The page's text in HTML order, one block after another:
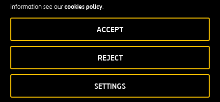
information see ourcookies policy.
SETTINGS
REJECT
ACCEPT
Enduring Growth
VER MÁSABRIR
VENTANA